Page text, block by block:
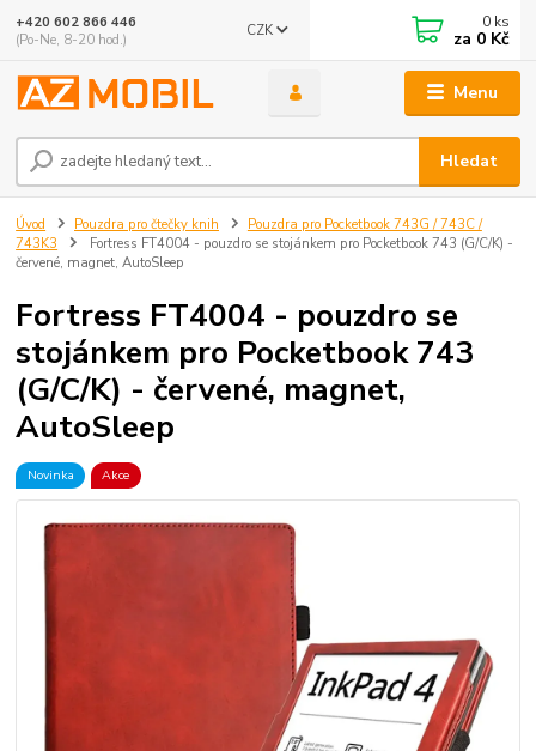
Menu
CZK
Hledat
+420 602 866 446
(Po-Ne, 8-20 hod.)
0 ks
za 0 Kč
Úvod Pouzdra pro čtečky knih
Pouzdra pro Pocketbook 743G / 743C /
743K3
Fortress FT4004 - pouzdro se stojánkem pro Pocketbook 743 (G/C/K) -
červené, magnet, AutoSleep
Fortress FT4004 - pouzdro se
stojánkem pro Pocketbook 743
(G/C/K) - červené, magnet,
AutoSleep
Novinka Akce